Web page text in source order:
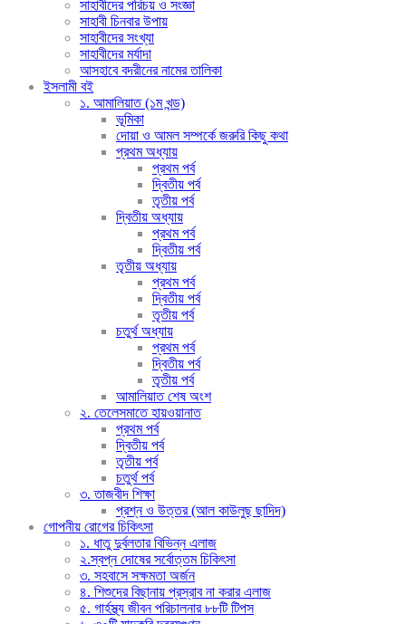
সাহাবীদের পরিচয় ও সংজ্ঞা
সাহাবী চিনবার উপায়
সাহাবীদের সংখ্যা
সাহাবীদের মর্যাদা
আসহাবে বদরীনের নামের তালিকা
ইসলামী বই
১. আমালিয়াত (১ম খন্ড)
ভূমিকা
দোয়া ও আমল সম্পর্কে জরুরি কিছু কথা
প্রথম অধ্যায়
প্রথম পর্ব
দ্বিতীয় পর্ব
তৃতীয় পর্ব
দ্বিতীয় অধ্যায়
প্রথম পর্ব
দ্বিতীয় পর্ব
তৃতীয় অধ্যায়
প্রথম পর্ব
দ্বিতীয় পর্ব
তৃতীয় পর্ব
চতুর্থ অধ্যায়
প্রথম পর্ব
দ্বিতীয় পর্ব
তৃতীয় পর্ব
আমালিয়াত শেষ অংশ
২. তেলেসমাতে হায়ওয়ানাত
প্রথম পর্ব
দ্বিতীয় পর্ব
তৃতীয় পর্ব
চতুর্থ পর্ব
৩. তাজবীদ শিক্ষা
প্রশ্ন ও উত্তর (আল কাউলুছ ছাদিদ)
গোপনীয় রোগের চিকিৎসা
১. ধাতু দুর্বলতার বিভিন্ন এলাজ
২.স্বপ্ন দোষের সর্বোত্তম চিকিৎসা
৩. সহবাসে সক্ষমতা অর্জন
৪. শিশুদের বিছানায় প্রস্রাব না করার এলাজ
৫. গার্হস্থ্য জীবন পরিচালনার ৮৮টি টিপস